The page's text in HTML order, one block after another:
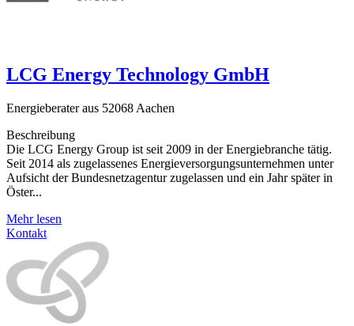
LCG Energy Technology GmbH
Energieberater aus 52068 Aachen
Beschreibung
Die LCG Energy Group ist seit 2009 in der Energiebranche tätig.
Seit 2014 als zugelassenes Energieversorgungsunternehmen unter
Aufsicht der Bundesnetzagentur zugelassen und ein Jahr später in
Öster...
Mehr lesen
Kontakt